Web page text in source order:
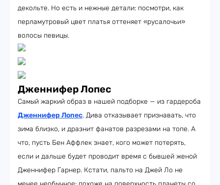
декольте. Но есть и нежные детали: посмотри, как
перламутровый цвет платья оттеняет «русалочьи»
волосы певицы.
Дженнифер Лопес
Самый жаркий образ в нашей подборке — из гардероба
Дженнифер Лопес. Дива отказывает признавать, что
зима близко, и дразнит фанатов разрезами на топе. А
что, пусть Бен Аффлек знает, кого может потерять,
если и дальше будет проводит время с бывшей женой
Дженнифер Гарнер. Кстати, пальто на Джей Ло не